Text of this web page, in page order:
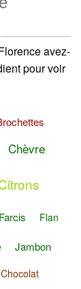
avez-
pour voir
Chèvre
Farcis Flan
Jambon